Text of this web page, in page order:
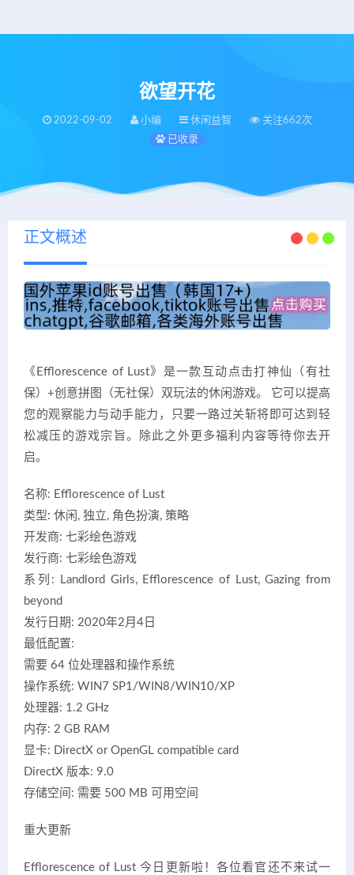
欲望开花
2022-09-02 小编 休闲益智
关注662次
已收录
正文概述
《Efflorescence of Lust》是一款互动点击打神仙（有社
保）+创意拼图（无社保）双玩法的休闲游戏。 它可以提高
您的观察能力与动手能力，只要一路过关斩将即可达到轻
松减压的游戏宗旨。除此之外更多福利内容等待你去开
启。
名称: Efflorescence of Lust
类型: 休闲, 独立, 角色扮演, 策略
开发商: 七彩绘色游戏
发行商: 七彩绘色游戏
系列: Landlord Girls, Efflorescence of Lust, Gazing from
beyond
发行日期: 2020年2月4日
最低配置:
需要 64 位处理器和操作系统
操作系统: WIN7 SP1/WIN8/WIN10/XP
处理器: 1.2 GHz
内存: 2 GB RAM
显卡: DirectX or OpenGL compatible card
DirectX 版本: 9.0
存储空间: 需要 500 MB 可用空间
重大更新
Efflorescence of Lust 今日更新啦！各位看官还不来试一